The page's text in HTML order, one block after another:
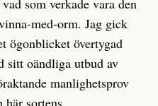
som verkade vara den
med-orm. Jag gick
ögonblicket övertygad
sitt oändliga utbud av
manlighetsprov